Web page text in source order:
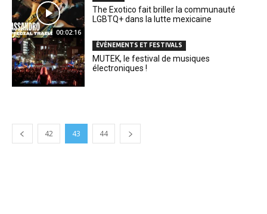
00:02:16
The Exotico fait briller la communauté
LGBTQ+ dans la lutte mexicaine
ÉVÉNEMENTS ET FESTIVALS
MUTEK, le festival de musiques
électroniques !
42 43 44